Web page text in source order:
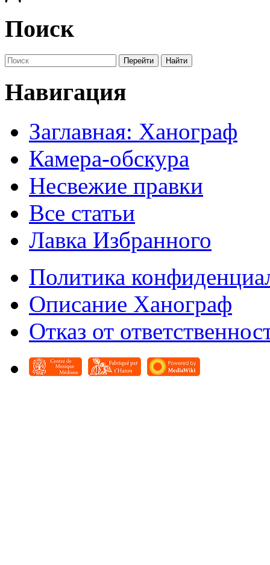
Поиск
Навигация
Заглавная: Ханограф
Камера-обскура
Несвежие правки
Все статьи
Лавка Избранного
Политика
Описание Ханограф
Отказ от